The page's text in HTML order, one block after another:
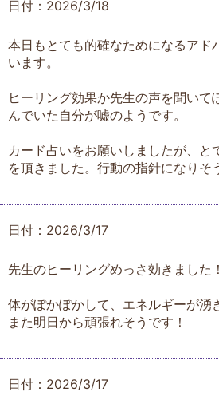
日付：2026/3/18
本日もとても的確なためになるアド
います。
ヒーリング効果か先生の声を聞いて
んでいた自分が嘘のようです。
カード占いをお願いしましたが、と
を頂きました。行動の指針になりそ
日付：2026/3/17
先生のヒーリングめっさ効きました！
体がぽかぽかして、エネルギーが湧
また明日から頑張れそうです！
日付：2026/3/17